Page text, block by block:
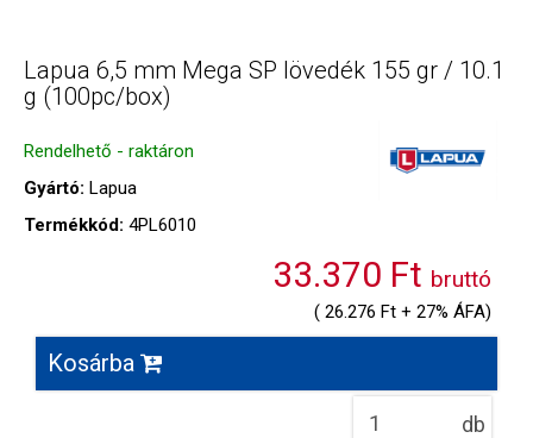
Lapua 6,5 mm Mega SP lövedék 155 gr / 10.1
g (100pc/box)
Rendelhető - raktáron
Gyártó: Lapua
Termékkód: 4PL6010
33.370 Ft bruttó
( 26.276 Ft + 27% ÁFA)
Kosárba
db